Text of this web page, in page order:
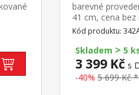
kusy
barevné
41 cm, cena bez
matrace
matrace 180 ×
90 × 200 cm a
možno
147A
Kód produktu:
Skladem > 5
3 399 Kč s
-40% 5 699 Kč